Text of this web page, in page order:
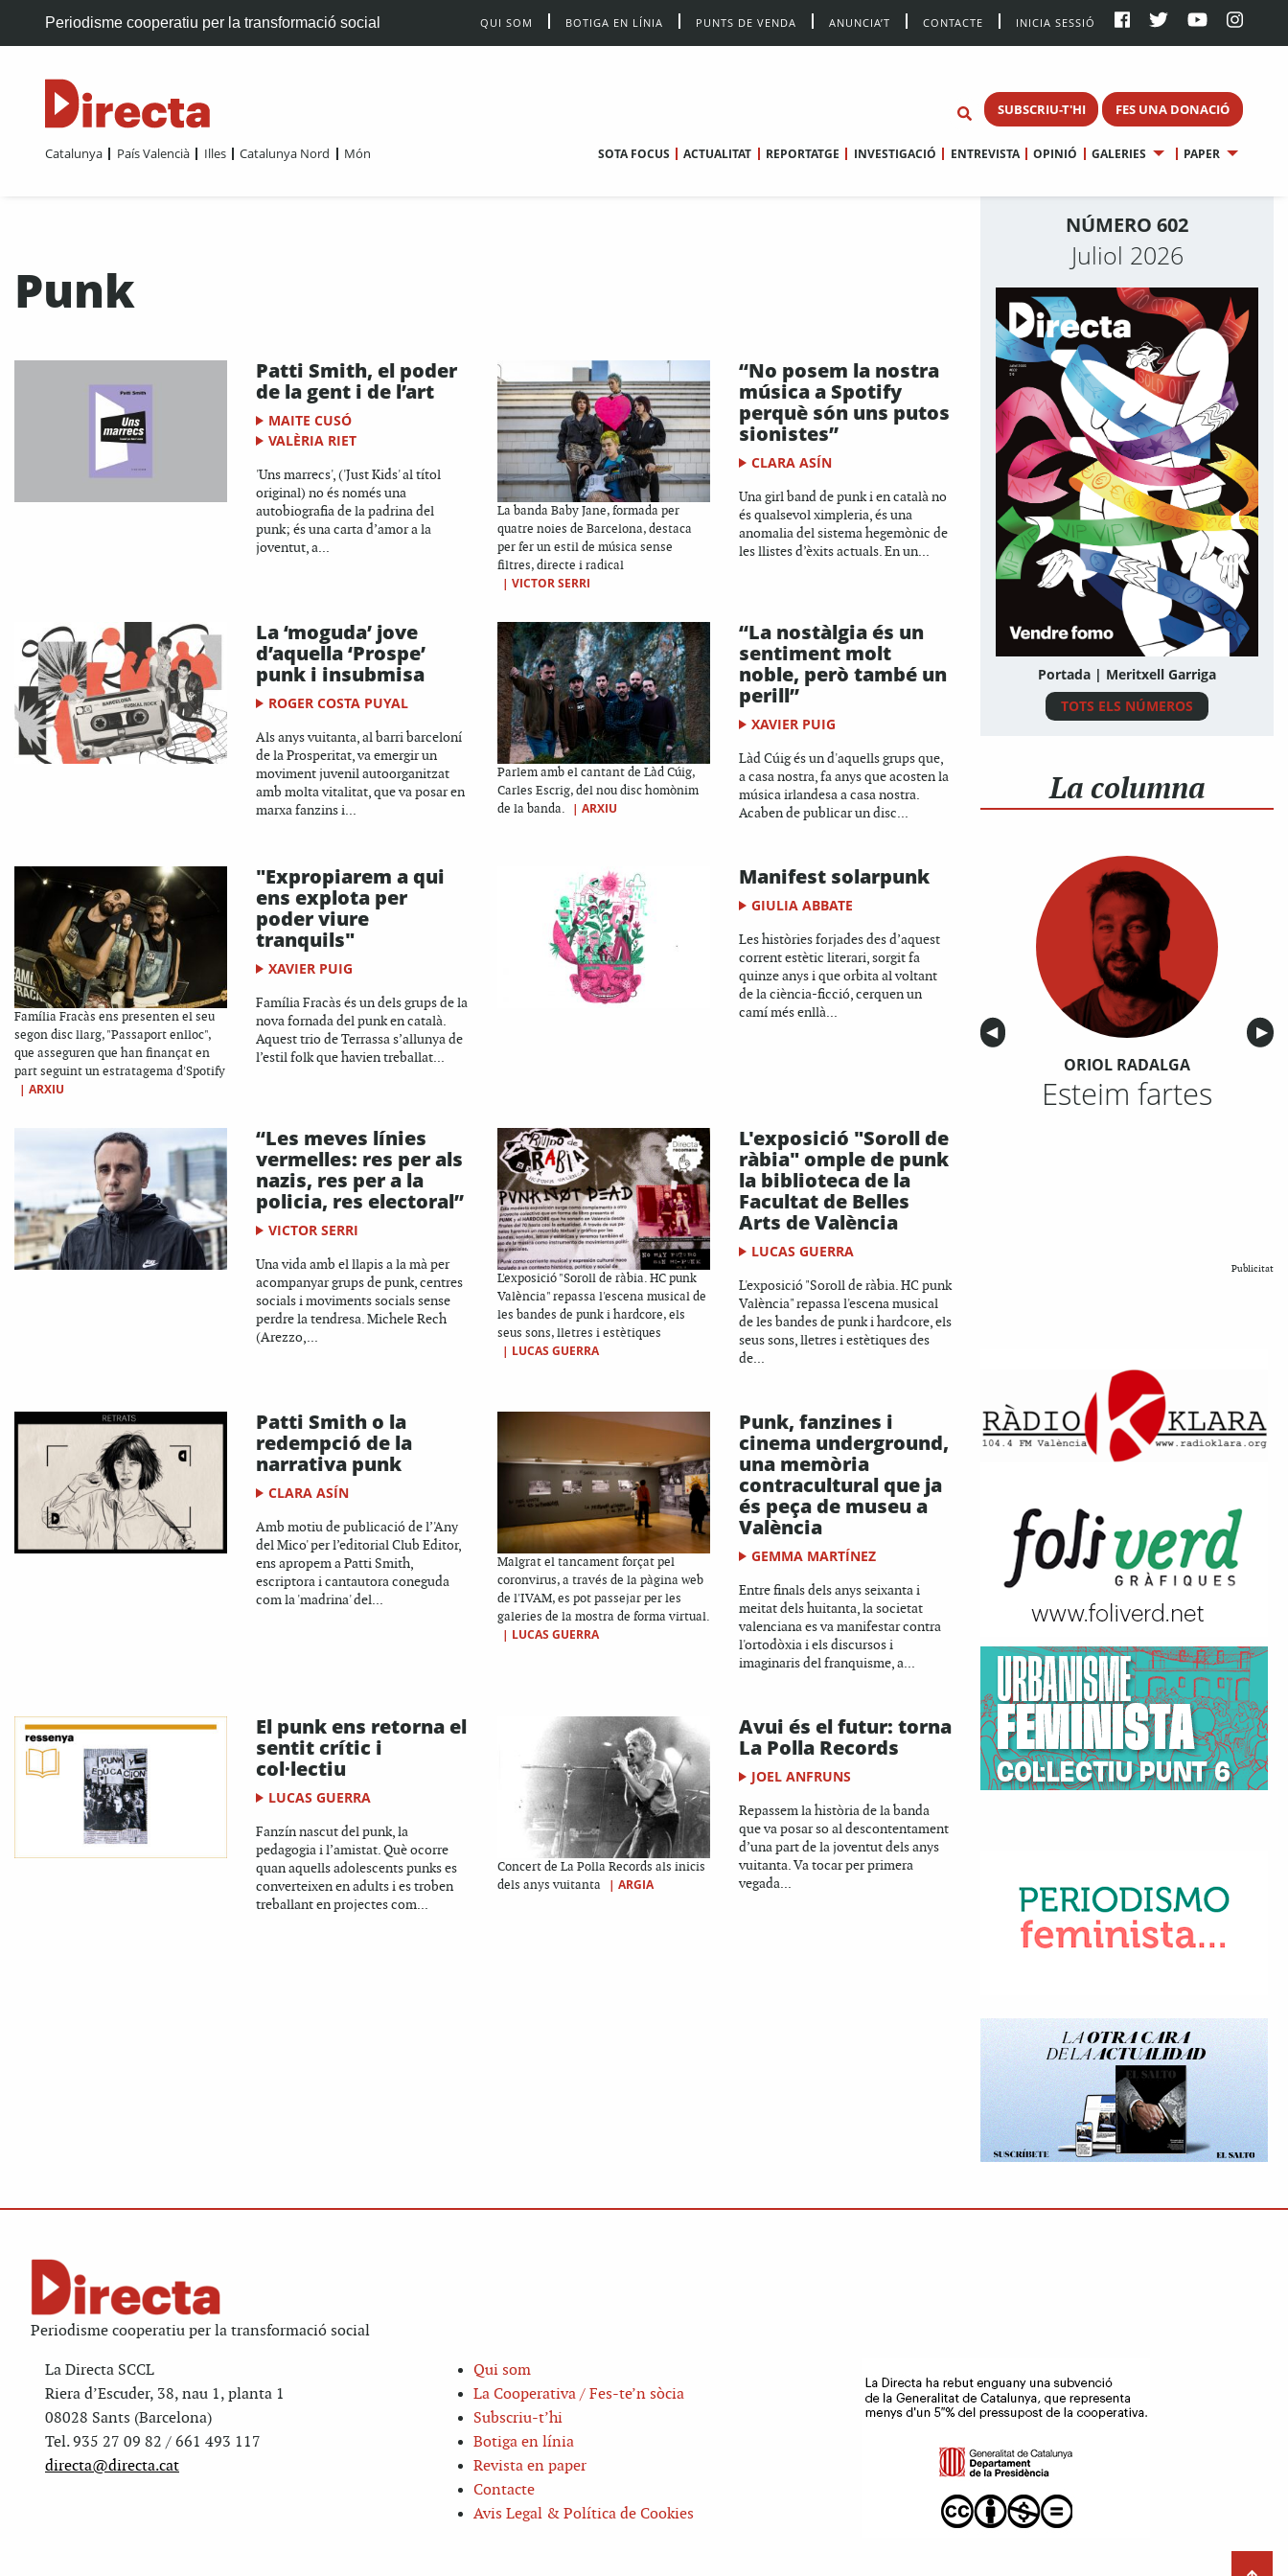
Periodisme cooperatiu per la transformació social QUI SOM BOTIGA EN LÍNIA PUNTS DE VENDA ANUNCIA’T CONTACTE INICIA SESSIÓ
SUBSCRIU-T'HI FES UNA DONACIÓ
Catalunya País Valencià Illes Catalunya Nord Món SOTA FOCUS ACTUALITAT REPORTATGE INVESTIGACIÓ ENTREVISTA OPINIÓ GALERIES PAPER
Punk
Patti Smith, el poder
de la gent i de l’art
MAITE CUSÓ
VALÈRIA RIET
'Uns marrecs', ('Just Kids' al títol
original) no és només una
autobiografia de la padrina del
punk; és una carta d’amor a la
joventut, a...
La banda Baby Jane, formada per
quatre noies de Barcelona, destaca
per fer un estil de música sense
filtres, directe i radical
| VICTOR SERRI
“No posem la nostra
música a Spotify
perquè són uns putos
sionistes”
CLARA ASÍN
Una girl band de punk i en català no
és qualsevol ximpleria, és una
anomalia del sistema hegemònic de
les llistes d’èxits actuals. En un...
La ‘moguda’ jove
d’aquella ‘Prospe’
punk i insubmisa
ROGER COSTA PUYAL
Als anys vuitanta, al barri barceloní
de la Prosperitat, va emergir un
moviment juvenil autoorganitzat
amb molta vitalitat, que va posar en
marxa fanzins i...
Parlem amb el cantant de Làd Cúig,
Carles Escrig, del nou disc homònim
de la banda.
| ARXIU
“La nostàlgia és un
sentiment molt
noble, però també un
perill”
XAVIER PUIG
Làd Cúig és un d'aquells grups que,
a casa nostra, fa anys que acosten la
música irlandesa a casa nostra.
Acaben de publicar un disc...
Família Fracàs ens presenten el seu
segon disc llarg, "Passaport enlloc",
que asseguren que han finançat en
part seguint un estratagema d'Spotify
| ARXIU
"Expropiarem a qui
ens explota per
poder viure
tranquils"
XAVIER PUIG
Família Fracàs és un dels grups de la
nova fornada del punk en català.
Aquest trio de Terrassa s’allunya de
l’estil folk que havien treballat...
Manifest solarpunk
GIULIA ABBATE
Les històries forjades des d’aquest
corrent estètic literari, sorgit fa
quinze anys i que orbita al voltant
de la ciència-ficció, cerquen un
camí més enllà...
“Les meves línies
vermelles: res per als
nazis, res per a la
policia, res electoral”
VICTOR SERRI
Una vida amb el llapis a la mà per
acompanyar grups de punk, centres
socials i moviments socials sense
perdre la tendresa. Michele Rech
(Arezzo,...
L'exposició "Soroll de ràbia. HC punk
València" repassa l'escena musical de
les bandes de punk i hardcore, els
seus sons, lletres i estètiques
| LUCAS GUERRA
L'exposició "Soroll de
ràbia" omple de punk
la biblioteca de la
Facultat de Belles
Arts de València
LUCAS GUERRA
L'exposició "Soroll de ràbia. HC punk
València" repassa l'escena musical
de les bandes de punk i hardcore, els
seus sons, lletres i estètiques des
de...
Patti Smith o la
redempció de la
narrativa punk
CLARA ASÍN
Amb motiu de publicació de l’'Any
del Mico' per l’editorial Club Editor,
ens apropem a Patti Smith,
escriptora i cantautora coneguda
com la 'madrina' del...
Malgrat el tancament forçat pel
coronvirus, a través de la pàgina web
de l'IVAM, es pot passejar per les
galeries de la mostra de forma virtual.
| LUCAS GUERRA
Punk, fanzines i
cinema underground,
una memòria
contracultural que ja
és peça de museu a
València
GEMMA MARTÍNEZ
Entre finals dels anys seixanta i
meitat dels huitanta, la societat
valenciana es va manifestar contra
l'ortodòxia i els discursos i
imaginaris del franquisme, a...
El punk ens retorna el
sentit crític i
col·lectiu
LUCAS GUERRA
Fanzín nascut del punk, la
pedagogia i l’amistat. Què ocorre
quan aquells adolescents punks es
converteixen en adults i es troben
treballant en projectes com...
Concert de La Polla Records als inicis
dels anys vuitanta
| ARGIA
Avui és el futur: torna
La Polla Records
JOEL ANFRUNS
Repassem la història de la banda
que va posar so al descontentament
d’una part de la joventut dels anys
vuitanta. Va tocar per primera
vegada...
NÚMERO 602
Juliol 2026
Portada | Meritxell Garriga
TOTS ELS NÚMEROS
La columna
Anterior
◀︎ ▶︎
ORIOL RADALGA
Esteim fartes
Publicitat
Periodisme cooperatiu per la transformació social
La Directa SCCL
Riera d’Escuder, 38, nau 1, planta 1
08028 Sants (Barcelona)
Tel. 935 27 09 82 / 661 493 117
directa@directa.cat
Qui som
La Cooperativa / Fes-te’n sòcia
Subscriu-t’hi
Botiga en línia
Revista en paper
Contacte
Avis Legal & Política de Cookies